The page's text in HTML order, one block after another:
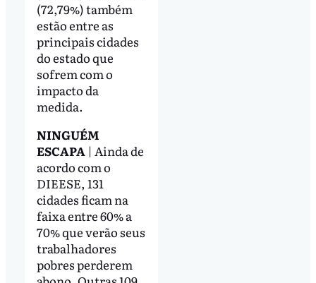
(72,79%) também
estão entre as
principais cidades
do estado que
sofrem com o
impacto da
medida.
NINGUÉM
ESCAPA| Ainda de
acordo com o
DIEESE, 131
cidades ficam na
faixa entre 60% a
70% que verão seus
trabalhadores
pobres perderem